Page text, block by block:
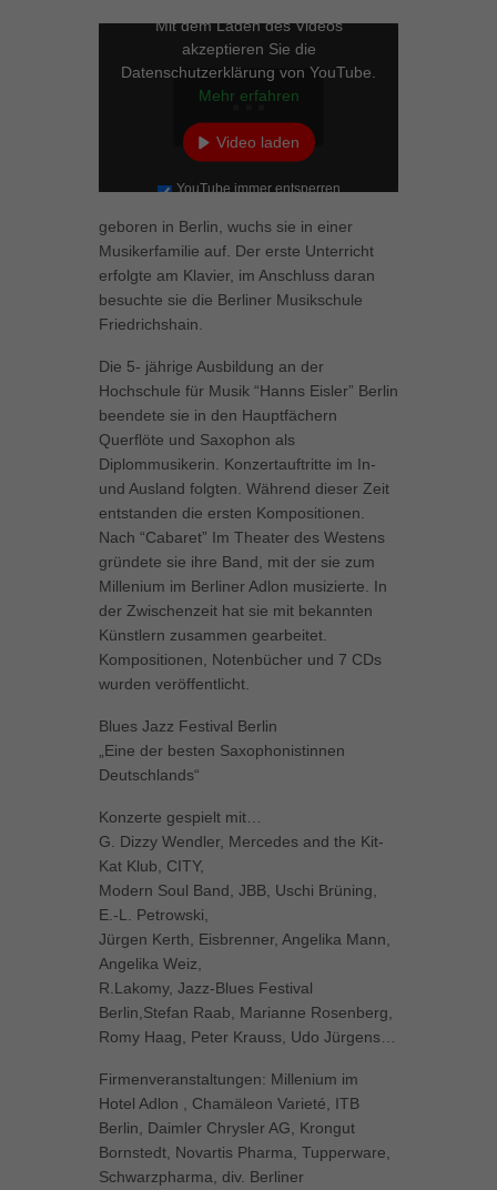
Mit dem Laden des Videos
akzeptieren Sie die
Datenschutzerklärung von YouTube.
Mehr erfahren
Video laden
YouTube immer entsperren
geboren in Berlin, wuchs sie in einer
Musikerfamilie auf. Der erste Unterricht
erfolgte am Klavier, im Anschluss daran
besuchte sie die Berliner Musikschule
Friedrichshain.
Die 5- jährige Ausbildung an der
Hochschule für Musik “Hanns Eisler” Berlin
beendete sie in den Hauptfächern
Querflöte und Saxophon als
Diplommusikerin. Konzertauftritte im In-
und Ausland folgten. Während dieser Zeit
entstanden die ersten Kompositionen.
Nach “Cabaret” Im Theater des Westens
gründete sie ihre Band, mit der sie zum
Millenium im Berliner Adlon musizierte. In
der Zwischenzeit hat sie mit bekannten
Künstlern zusammen gearbeitet.
Kompositionen, Notenbücher und 7 CDs
wurden veröffentlicht.
Blues Jazz Festival Berlin
„Eine der besten Saxophonistinnen
Deutschlands“
Konzerte gespielt mit…
G. Dizzy Wendler, Mercedes and the Kit-
Kat Klub, CITY,
Modern Soul Band, JBB, Uschi Brüning,
E.-L. Petrowski,
Jürgen Kerth, Eisbrenner, Angelika Mann,
Angelika Weiz,
R.Lakomy, Jazz-Blues Festival
Berlin,Stefan Raab, Marianne Rosenberg,
Romy Haag, Peter Krauss, Udo Jürgens…
Firmenveranstaltungen: Millenium im
Hotel Adlon , Chamäleon Varieté, ITB
Berlin, Daimler Chrysler AG, Krongut
Bornstedt, Novartis Pharma, Tupperware,
Schwarzpharma, div. Berliner